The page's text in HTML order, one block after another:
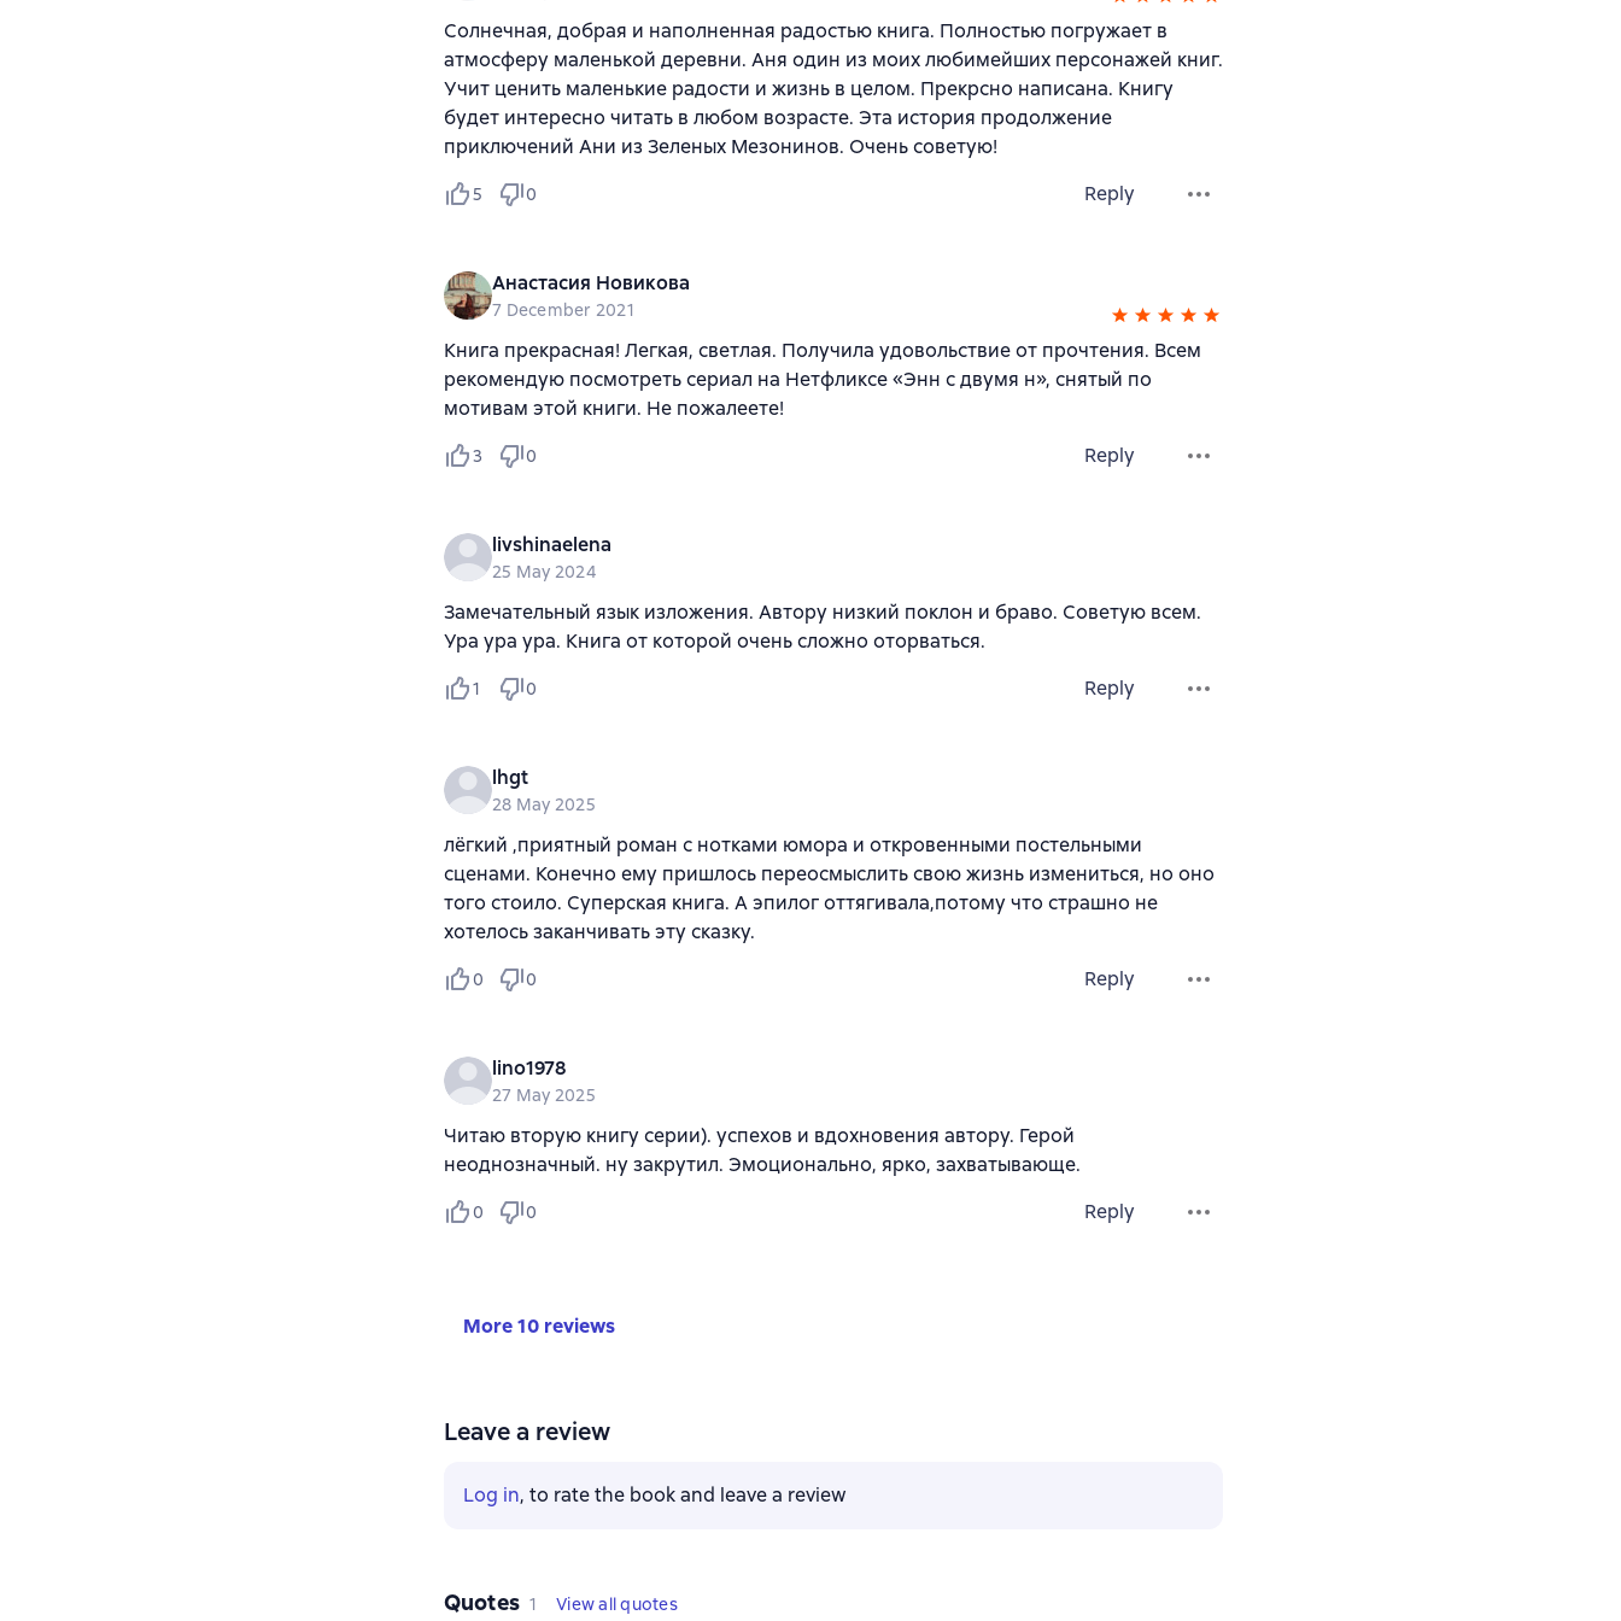
Солнечная, добрая и наполненная радостью книга. Полностью погружает в
атмосферу маленькой деревни. Аня один из моих любимейших персонажей книг.
Учит ценить маленькие радости и жизнь в целом. Прекрсно написана. Книгу
будет интересно читать в любом возрасте. Эта история продолжение
приключений Ани из Зеленых Мезонинов. Очень советую!
5 0 Reply
Анастасия Новикова
7 December 2021
Книга прекрасная! Легкая, светлая. Получила удовольствие от прочтения. Всем
рекомендую посмотреть сериал на Нетфликсе «Энн с двумя н», снятый по
мотивам этой книги. Не пожалеете!
3 0 Reply
livshinaelena
25 May 2024
Замечательный язык изложения. Автору низкий поклон и браво. Советую всем.
Ура ура ура. Книга от которой очень сложно оторваться.
1 0 Reply
lhgt
28 May 2025
лёгкий ,приятный роман с нотками юмора и откровенными постельными
сценами. Конечно ему пришлось переосмыслить свою жизнь измениться, но оно
того стоило. Суперская книга. А эпилог оттягивала,потому что страшно не
хотелось заканчивать эту сказку.
0 0 Reply
lino1978
27 May 2025
Читаю вторую книгу серии). успехов и вдохновения автору. Герой
неоднозначный. ну закрутил. Эмоционально, ярко, захватывающе.
0 0 Reply
More 10 reviews
Leave a review
Log in, to rate the book and leave a review
Quotes 1 View all quotes